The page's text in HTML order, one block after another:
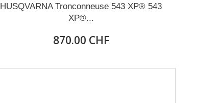
HUSQVARNA Tronconneuse 543 XP® 543
XP®...
870.00 CHF